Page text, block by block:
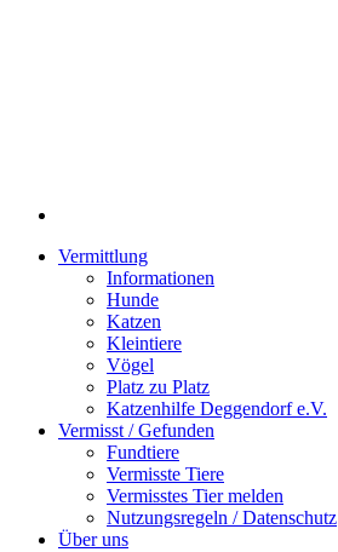
Vermittlung
Informationen
Hunde
Katzen
Kleintiere
Vögel
Platz zu Platz
Katzenhilfe Deggendorf e.V.
Vermisst / Gefunden
Fundtiere
Vermisste Tiere
Vermisstes Tier melden
Nutzungsregeln / Datenschutz
Über uns